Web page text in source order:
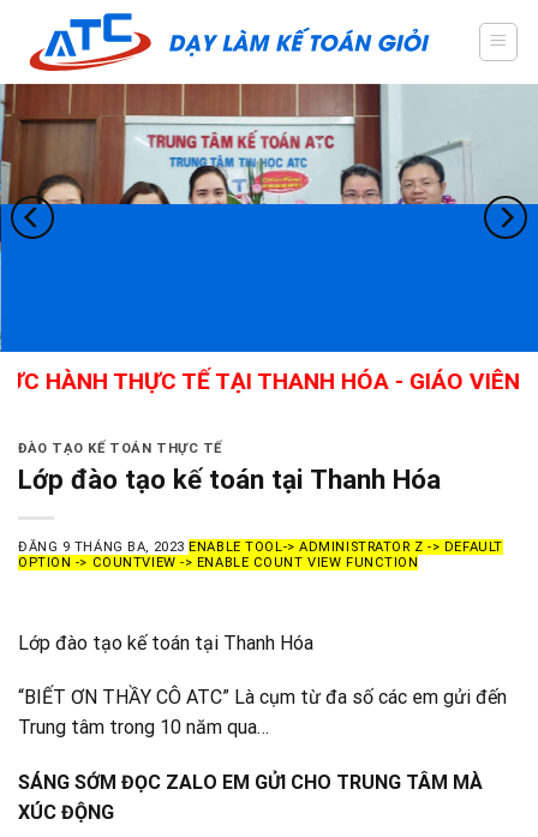
content
THỰC TẾ TẠI THANH HÓA - GIÁO VIÊN
ĐÀO TẠO KẾ TOÁN THỰC TẾ
Lớp đào tạo kế toán tại Thanh Hóa
ĐĂNG 9 THÁNG BA, 2023 ENABLE TOOL-> ADMINISTRATOR Z -> DEFAULT
OPTION -> COUNTVIEW -> ENABLE COUNT VIEW FUNCTION
Lớp đào tạo kế toán tại Thanh Hóa
“BIẾT ƠN THẦY CÔ ATC” Là cụm từ đa số các em gửi đến
Trung tâm trong 10 năm qua…
SÁNG SỚM ĐỌC ZALO EM GỬI CHO TRUNG TÂM MÀ
XÚC ĐỘNG